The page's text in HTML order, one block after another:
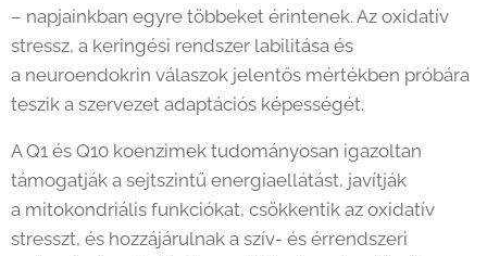
– napjainkban egyre többeket érintenek. Az oxidatív
stressz, a keringési rendszer labilitása és
a neuroendokrin válaszok jelentős mértékben próbára
teszik a szervezet adaptációs képességét.
A Q1 és Q10 koenzimek tudományosan igazoltan
támogatják a sejtszintű energiaellátást, javítják
a mitokondriális funkciókat, csökkentik az oxidatív
stresszt, és hozzájárulnak a szív- és érrendszeri